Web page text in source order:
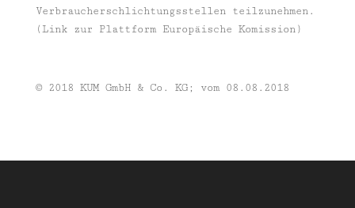
Verbraucherschlichtungsstellen teilzunehmen.
(Link zur Plattform Europäische Komission)
© 2018 KUM GmbH & Co. KG; vom 08.08.2018